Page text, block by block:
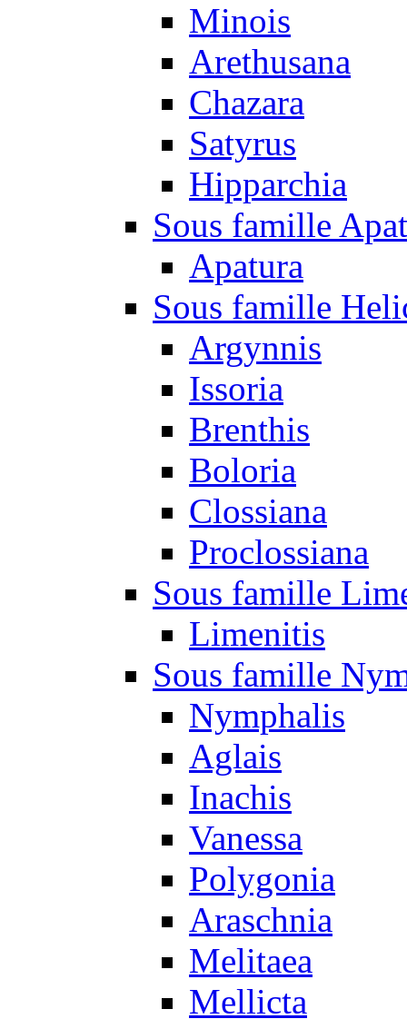
Minois
Arethusana
Chazara
Satyrus
Hipparchia
Sous famille
Apatura
Sous famille
Argynnis
Issoria
Brenthis
Boloria
Clossiana
Proclossiana
Sous famille
Limenitis
Sous famille
Nymphalis
Aglais
Inachis
Vanessa
Polygonia
Araschnia
Melitaea
Mellicta